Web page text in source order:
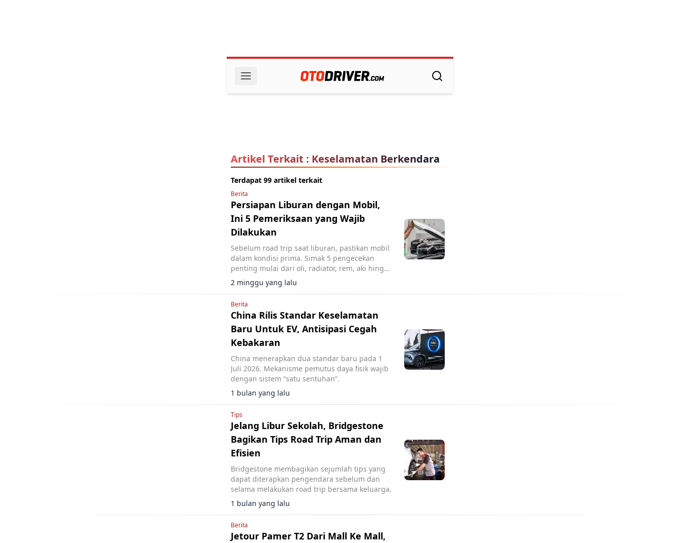
Artikel Terkait : Keselamatan Berkendara
Terdapat 99 artikel terkait
Berita
Persiapan Liburan dengan Mobil,
Ini 5 Pemeriksaan yang Wajib
Dilakukan
Sebelum road trip saat liburan, pastikan mobil
dalam kondisi prima. Simak 5 pengecekan
penting mulai dari oli, radiator, rem, aki hingga
waktu servis agar perjalanan keluarga tetap
aman.
2 minggu yang lalu
Berita
China Rilis Standar Keselamatan
Baru Untuk EV, Antisipasi Cegah
Kebakaran
China menerapkan dua standar baru pada 1
Juli 2026. Mekanisme pemutus daya fisik wajib
dengan sistem “satu sentuhan”.
1 bulan yang lalu
Tips
Jelang Libur Sekolah, Bridgestone
Bagikan Tips Road Trip Aman dan
Efisien
Bridgestone membagikan sejumlah tips yang
dapat diterapkan pengendara sebelum dan
selama melakukan road trip bersama keluarga.
1 bulan yang lalu
Berita
Jetour Pamer T2 Dari Mall Ke Mall,